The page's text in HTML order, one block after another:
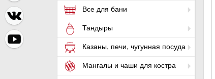
Все для бани
Тандыры
Казаны, печи, чугунная посуда
Мангалы и чаши для костра